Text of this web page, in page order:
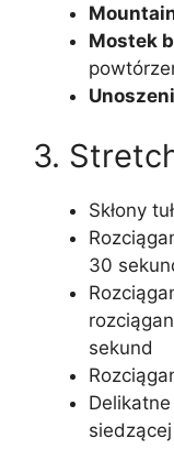
Mostek
3.
Skłony
30
sekund